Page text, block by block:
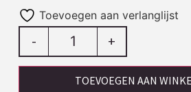
Toevoegen aan verlanglijst
- +
TOEVOEGEN AAN